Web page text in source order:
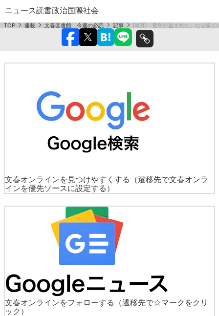
ニュース読書政治国際社会
TOP 連載 文春図書館 今週の必読 記事 [写真]「選挙が盗まれた」なぜ多
文春オンラインを見つけやすくする
（遷移先で文春オンラ
インを優先ソースに設定する）
文春オンラインをフォローする
（遷移先で☆マークをクリ
ック）